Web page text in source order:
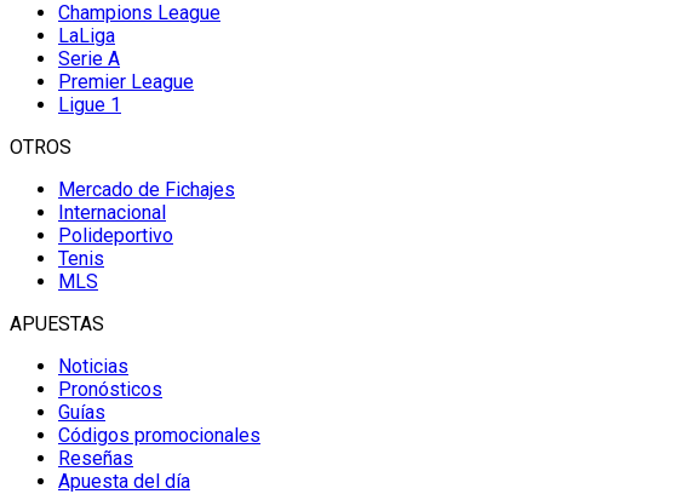
Champions League
LaLiga
Serie A
Premier League
Ligue 1
OTROS
Mercado de Fichajes
Internacional
Polideportivo
Tenis
MLS
APUESTAS
Noticias
Pronósticos
Guías
Códigos promocionales
Reseñas
Apuesta del día